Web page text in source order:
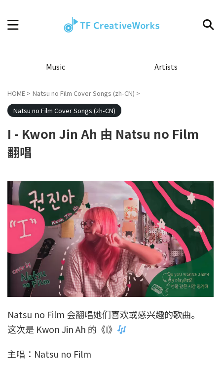
Music Artists
HOME > Natsu no Film Cover Songs (zh-CN) >
Natsu no Film Cover Songs (zh-CN)
I - Kwon Jin Ah 由 Natsu no Film
翻唱
Natsu no Film 会翻唱她们喜欢或感兴趣的歌曲。
这次是 Kwon Jin Ah 的《I》
主唱：Natsu no Film